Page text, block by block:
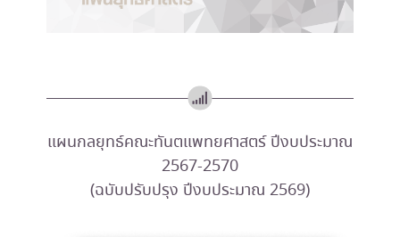
แผนกลยุทธ์คณะทันตแพทยศาสตร์ ปีงบประมาณ
2567-2570
(ฉบับปรับปรุง ปีงบประมาณ 2569)